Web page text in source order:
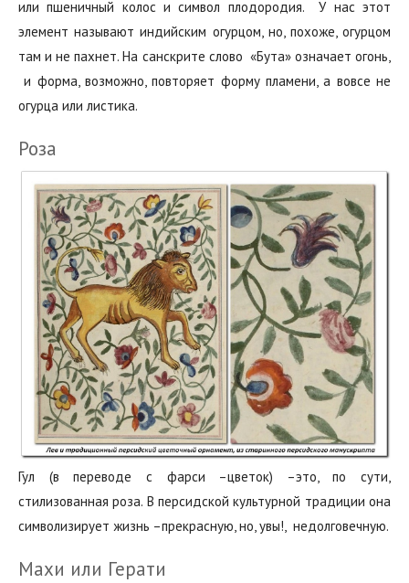
‬или‭ ‬пшеничный‭ ‬колос и символ плодородия. ‬ У нас этот
элемент называют индийским огурцом, но, похоже, огурцом
там и не пахнет. На‭ ‬санскрите‭ ‬слово‭ ‬ «Бута» означает‭ ‬огонь‭,‭
‬ и‭ ‬форма,‭ ‬возможно,‭ ‬повторяет форму пламени,‭ ‬а вовсе не‭
‬огурца или листика.‭‬
Роза
Гул‭ (‬в переводе с фарси‭ –‬цветок‭) –‬это,‭ ‬по сути,‭
‬стилизованная роза.‭ ‬В персидской культурной традиции она
символизирует жизнь‭ –‬прекрасную,‭ ‬но,‭ ‬увы‭!‬,‭ ‬ недолговечную.‭
Махи или Герати